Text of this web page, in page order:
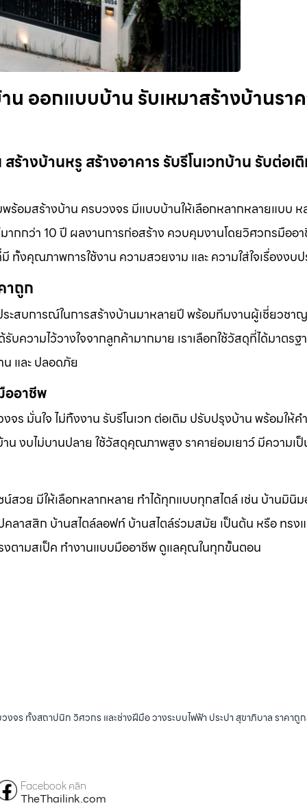
ออกแบบบ้าน รับเหมาสร้างบ้านรา
ร้างบ้านหรู สร้างอาคาร รับรีโนเวทบ้าน รับต่อเ
อมสร้างบ้าน ครบวงจร มีแบบบ้านให้เลือกหลากหลายแบบ ห
กกว่า 10 ปี ผลงานการก่อสร้าง ควบคุมงานโดยวิศวกรมืออ
งคุณภาพการใช้งาน ความสวยงาม และ ความใส่ใจเรื่องงบ
าถูก
ะสบการณ์ในการสร้างบ้านมาหลายปี พร้อมทีมงานผู้เชี่ยวชา
ความไว้วางใจจากลูกค้ามากมาย เราเลือกใช้วัสดุที่ได้มาตรฐ
และ ปลอดภัย
ออาชีพ
มั่นใจ ไม่ทิ้งงาน รับรีโนเวท ต่อเติม ปรับปรุงบ้าน พร้อมให้ค
งบไม่บานปลาย ใช้วัสดุคุณภาพสูง ราคาย่อมเยาว์ มีความเ
วย มีให้เลือกหลากหลาย ทำได้ทุกแบบทุกสไตล์ เช่น บ้านมินิ
คลาสสิก บ้านสไตล์ลอฟท์ บ้านสไตล์ร่วมสมัย เป็นต้น หรือ ทรง
ตามสเป็ค ทำงานแบบมืออาชีพ ดูแลคุณในทุกขั้นตอน
จร ทั้งสถาปนิก วิศวกร และช่างฝีมือ วางระบบไฟฟ้า ประปา สุขาภิบาล ราคาถู
Facebook คลิก
TheThailink.com